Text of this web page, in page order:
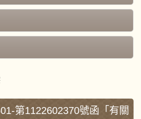
第1122602370號函「有關